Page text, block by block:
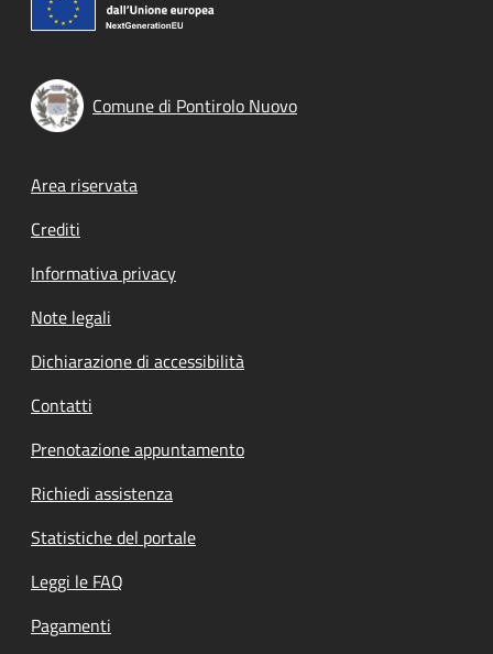
Comune di Pontirolo Nuovo
Footer menu
Area riservata
Crediti
Informativa privacy
Note legali
Dichiarazione di accessibilità
Contatti
Prenotazione appuntamento
Richiedi assistenza
Statistiche del portale
Leggi le FAQ
Pagamenti